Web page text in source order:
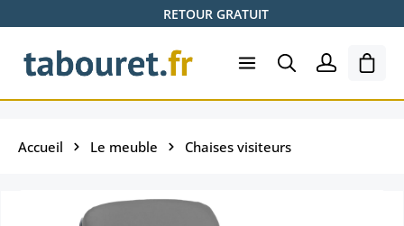
Passer au contenu principalRETOUR GRATUIT
Le
Accueil Le meuble Chaises visiteurs